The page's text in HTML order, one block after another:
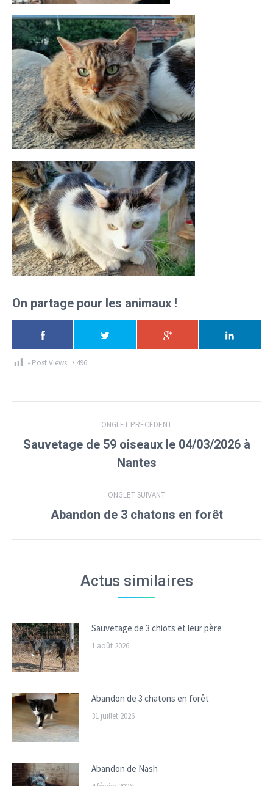
On partage pour les animaux !
Post Views: 496
de
commentaire
ONGLET PRÉCÉDENT
Onglet
précédent
Sauvetage de 59 oiseaux le 04/03/2026 à
Nantes
ONGLET SUIVANT
Onglet
Abandon de 3 chatons en forêt
Actus similaires
Sauvetage de 3 chiots et leur père
1 août 2026
Abandon de 3 chatons en forêt
31 juillet 2026
Abandon de Nash